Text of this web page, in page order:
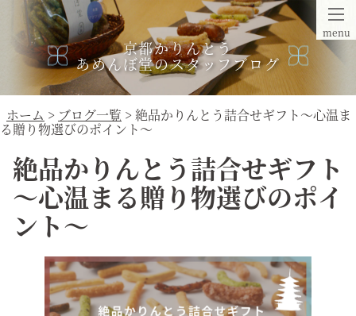
menu
京都かりんとう
あめんぼ堂のスタッフブログ
ホーム > ブログ一覧 > 絶品かりんとう詰合せギフト～心温ま
る贈り物選びのポイント～
絶品かりんとう詰合せギフト
～心温まる贈り物選びのポイ
ント～